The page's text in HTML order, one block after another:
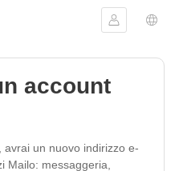
Collegarsi
account
un nuovo indirizzo e-
Mailo: messaggeria,